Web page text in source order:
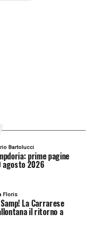
Bartolucci
prime pagine
2026
Floris
La Carrarese
il ritorno a